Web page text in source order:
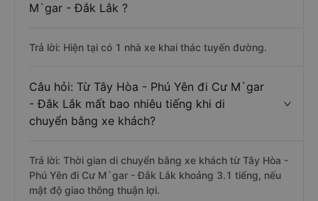
M`gar - Đắk Lắk ?
Trả lời: Hiện tại có 1 nhà xe khai thác tuyến đường.
Câu hỏi: Từ Tây Hòa - Phú Yên đi Cư M`gar
- Đắk Lắk mất bao nhiêu tiếng khi di
chuyển bằng xe khách?
Trả lời: Thời gian di chuyển bằng xe khách từ Tây Hòa -
Phú Yên đi Cư M`gar - Đắk Lắk khoảng 3.1 tiếng, nếu
mật độ giao thông thuận lợi.